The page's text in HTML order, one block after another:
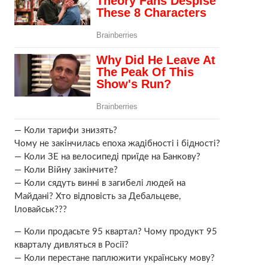
— Коли тарифи знизять?
Чому не закінчилась епоха жадібності і бідності?
— Коли ЗЕ на велосипеді приїде на Банкову?
— Коли Війну закінчите?
— Коли сядуть винні в загибелі людей на
Майдані? Хто відповість за Дебальцеве,
Іловайськ???
— Коли продасьте 95 квартал? Чому продукт 95
кварталу дивляться в Росії?
— Коли перестане паплюжити українську мову?